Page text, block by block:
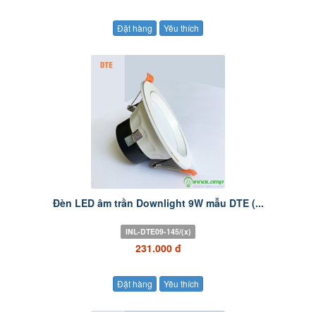
Đặt hàng Yêu thích
Đèn LED âm trần Downlight 9W mẫu DTE (...
INL-DTE09-145/(x)
231.000 đ
Đặt hàng Yêu thích